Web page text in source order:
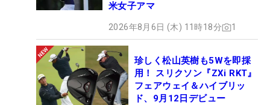
米女子アマ
2026年8月6日 (木) 11時18分 1
珍しく松山英樹も5Wを即採
用！ スリクソン『ZXi RKT』
フェアウェイ＆ハイブリッ
ド、9月12日デビュー